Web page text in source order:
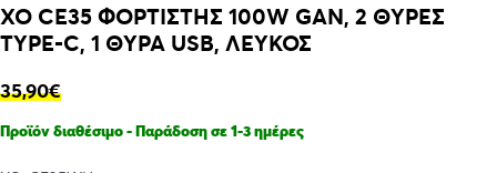
XO CE35 ΦΟΡΤΙΣΤΗΣ 100W GAN, 2 ΘΥΡΕΣ
TYPE-C, 1 ΘΥΡΑ USB, ΛΕΥΚΟΣ
35,90€
Προϊόν διαθέσιμο - Παράδοση σε 1-3 ημέρες